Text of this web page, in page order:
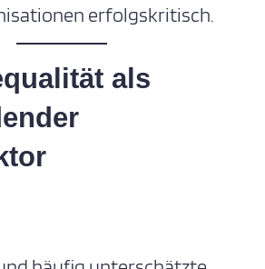
erfolgskritisch.
als